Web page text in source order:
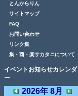
とんからりん
サイトマップ
FAQ
お問い合わせ
リンク集
集・酉・楽サカタニについて
イベントお知らせカレンダ
ー
2026年 8月